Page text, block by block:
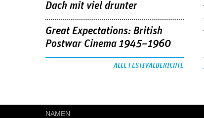
Dach mit viel drunter
Great Expectations: British
Postwar Cinema 1945–1960
ALLE FESTIVALBERICHTE
NAMEN